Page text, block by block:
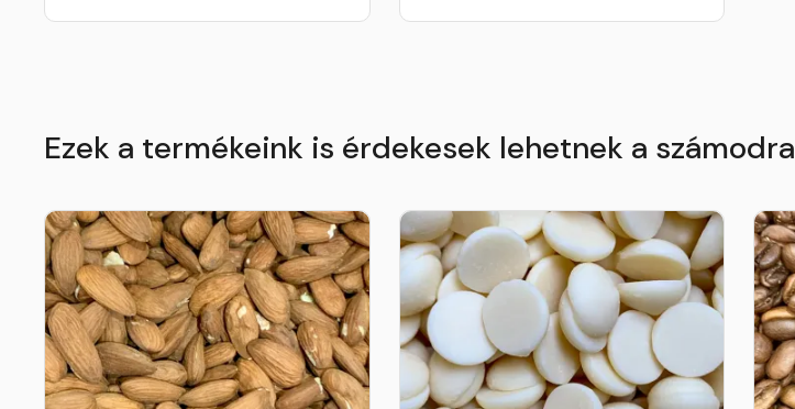
Ezek a termékeink is érdekesek lehetnek a számodra